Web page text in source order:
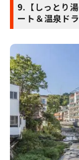
9.【しっとり
ート＆温泉ド